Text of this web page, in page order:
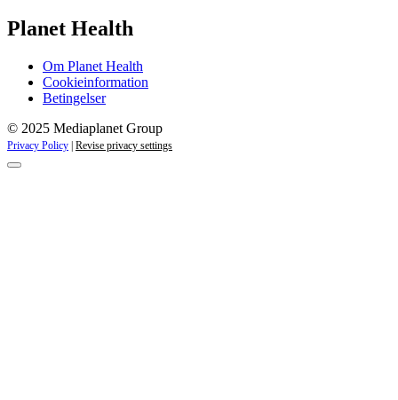
Planet Health
Om Planet Health
Cookieinformation
Betingelser
© 2025 Mediaplanet Group
Privacy Policy Revise privacy settings